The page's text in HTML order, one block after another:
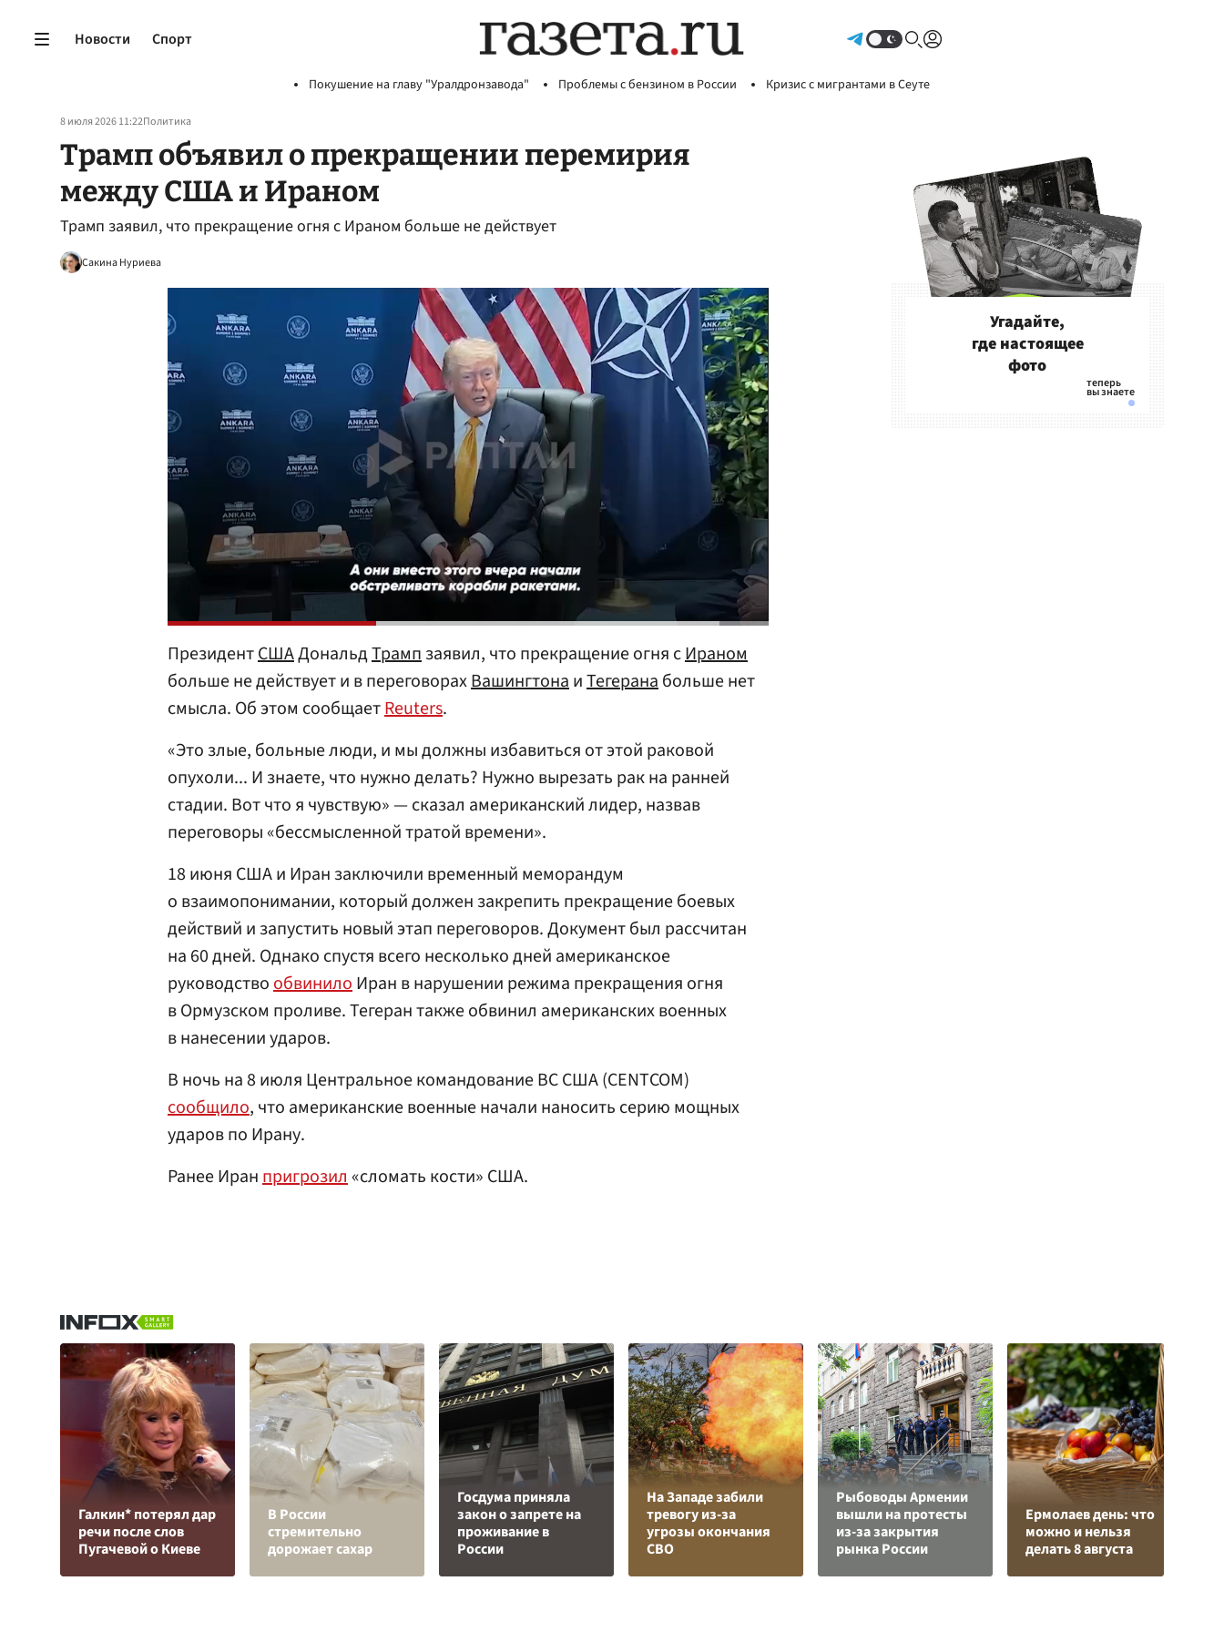
Новости Спорт
Покушение на главу "Уралдронзавода" Проблемы с бензином в России Кризис с мигрантами в Сеуте
8 июля 2026 11:22Политика
Трамп объявил о прекращении перемирия
между США и Ираном
Трамп заявил, что прекращение огня с Ираном больше не действует
Сакина Нуриева
ПрезидентСШАДональдТрампзаявил, что прекращение огня сИраном
больше не действует и в переговорахВашингтонаиТегеранабольше нет
смысла. Об этом сообщаетReuters.
«Это злые, больные люди, и мы должны избавиться от этой раковой
опухоли... И знаете, что нужно делать? Нужно вырезать рак на ранней
стадии. Вот что я чувствую» — сказал американский лидер, назвав
переговоры «бессмысленной тратой времени».
18 июня США и Иран заключили временный меморандум
о взаимопонимании, который должен закрепить прекращение боевых
действий и запустить новый этап переговоров. Документ был рассчитан
на 60 дней. Однако спустя всего несколько дней американское
руководствообвинилоИран в нарушении режима прекращения огня
в Ормузском проливе. Тегеран также обвинил американских военных
в нанесении ударов.
В ночь на 8 июля Центральное командование ВС США (CENTCOM)
сообщило, что американские военные начали наносить серию мощных
ударов по Ирану.
Ранее Иранпригрозил«сломать кости» США.
Угадайте,
где настоящее
фото
Галкин* потерял дар
речи после слов
Пугачевой о Киеве
В России
стремительно
дорожает сахар
Госдума приняла
закон о запрете на
проживание в
России
На Западе забили
тревогу из-за
угрозы окончания
СВО
Рыбоводы Армении
вышли на протесты
из-за закрытия
рынка России
Ермолаев день: что
можно и нельзя
делать 8 августа